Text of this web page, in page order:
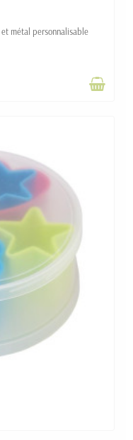
métal personnalisable